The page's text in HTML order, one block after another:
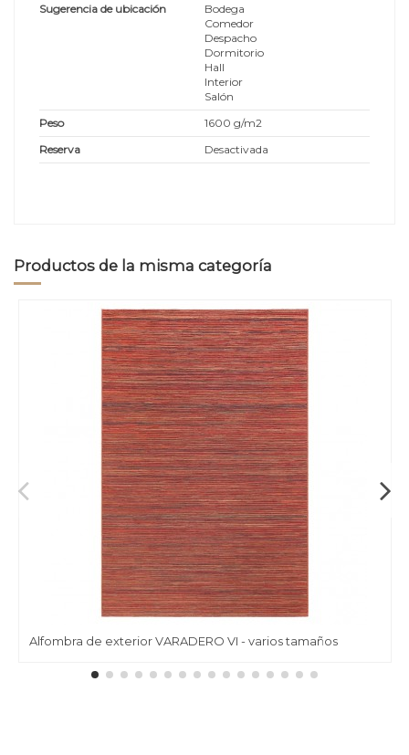
Sugerencia de ubicación
Bodega
Comedor
Despacho
Dormitorio
Hall
Interior
Salón
Peso
1600 g/m2
Reserva
Desactivada
Productos de la misma categoría
Alfombra de exterior VARADERO VI - varios tamaños